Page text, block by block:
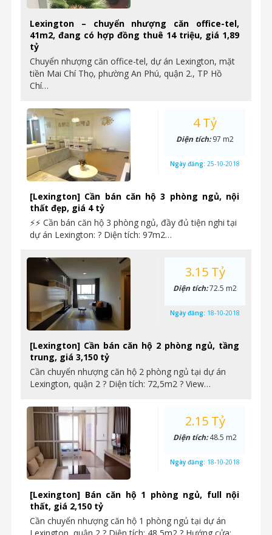
Lexington – chuyển nhượng căn office-tel,
41m2, đang có hợp đồng thuê 14 triệu, giá 1,89
tỷ
Chuyển nhượng căn office-tel, dự án Lexington, mặt
tiền Mai Chí Thọ, phường An Phú, quận 2., TP Hồ
Chí…
[Lexington] Cần bán căn hộ 3 phòng ngủ, nội
thất đẹp, giá 4 tỷ
⚡⚡ Cần bán căn hộ 3 phòng ngủ, đầy đủ tiện nghi tại
dự án Lexington: ? Diện tích: 97m2…
4 Tỷ
Diện tích:97 m2
Ngày đăng: 25-10-2018
[Lexington] Cần bán căn hộ 2 phòng ngủ, tầng
trung, giá 3,150 tỷ
Cần chuyển nhượng căn hộ 2 phòng ngủ tại dự án
Lexington, quận 2 ? Diện tích: 72,5m2 ? View…
3.15 Tỷ
Diện tích:72.5 m2
Ngày đăng: 18-10-2018
[Lexington] Bán căn hộ 1 phòng ngủ, full nội
thất, giá 2,150 tỷ
Cần chuyển nhượng căn hộ 1 phòng ngủ tại dự án
2.15 Tỷ
Diện tích:48.5 m2
Ngày đăng: 18-10-2018